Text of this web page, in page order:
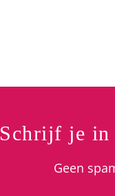
Schrijf je in
Geen